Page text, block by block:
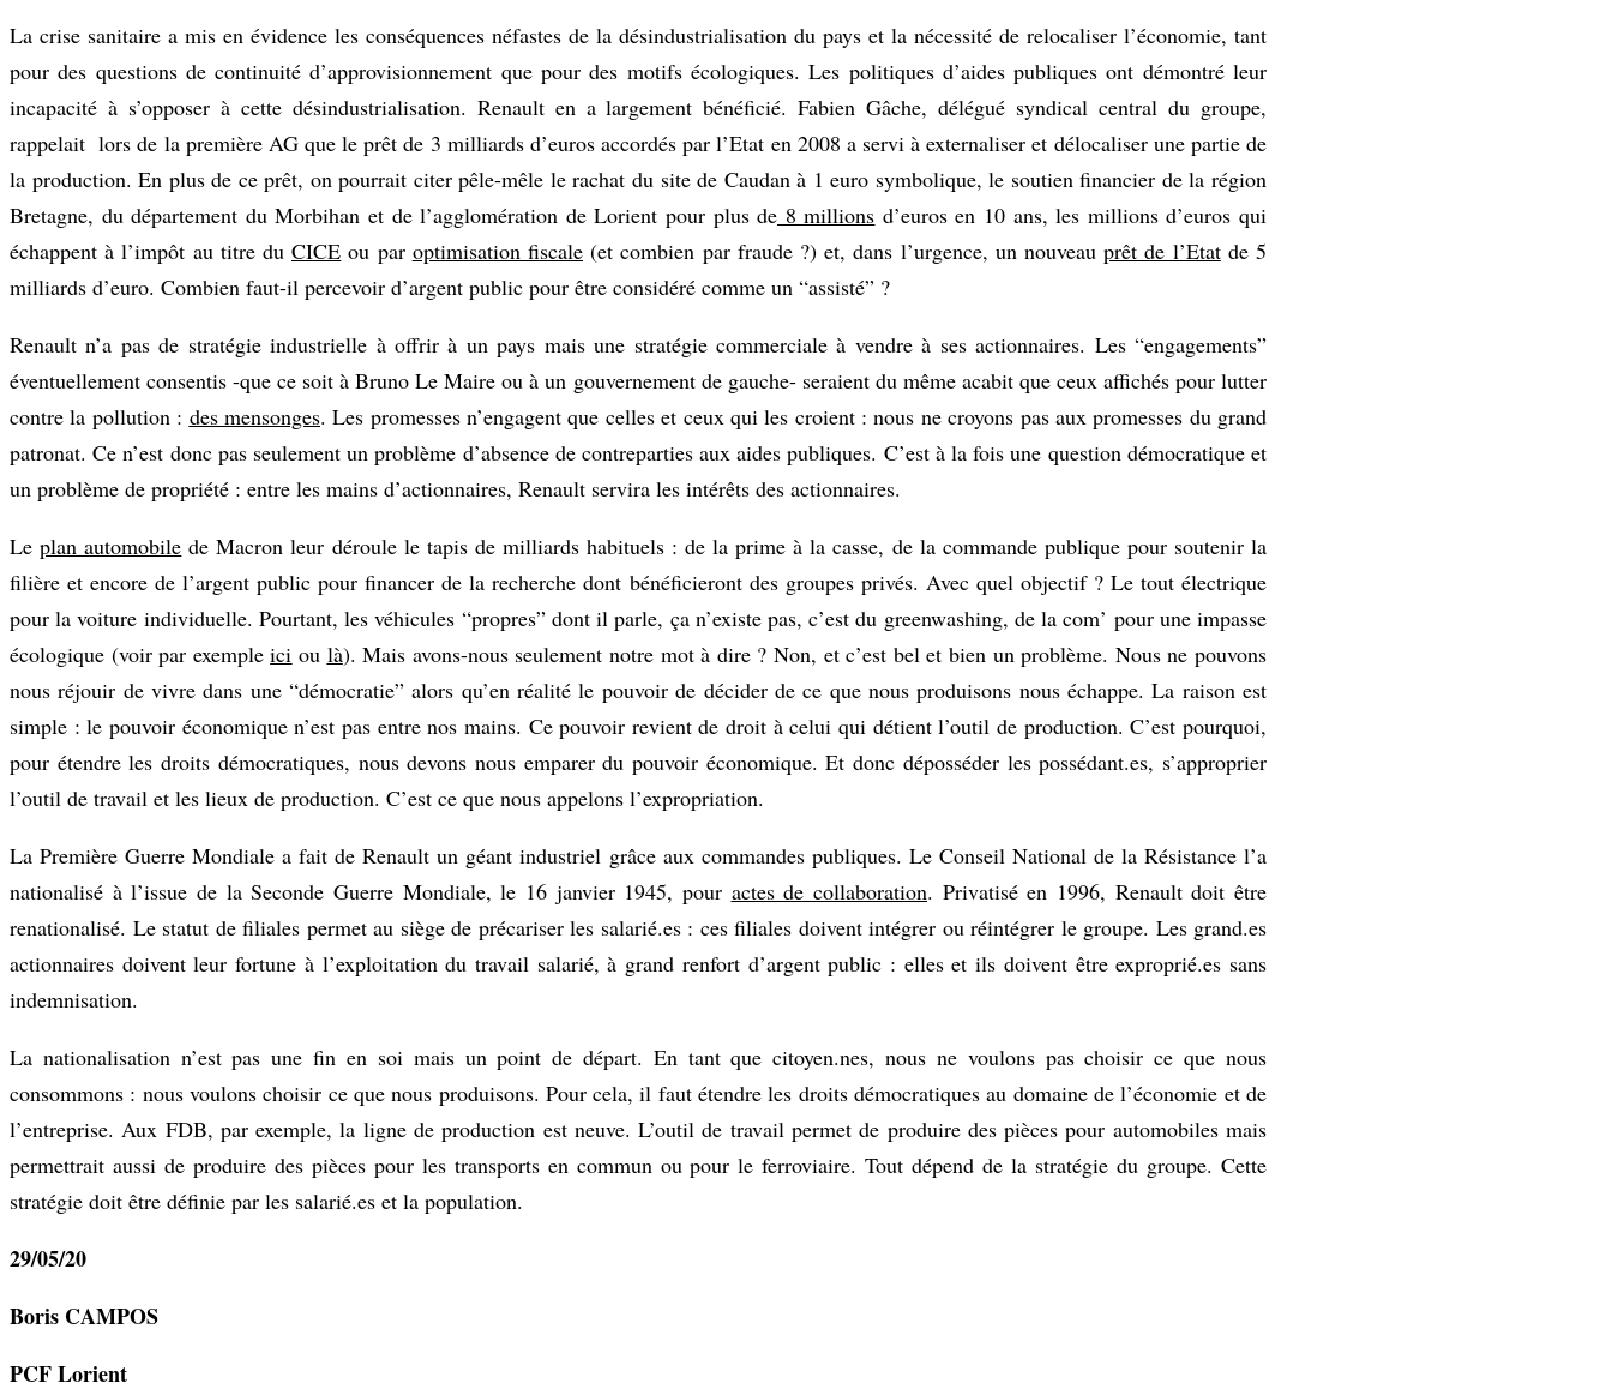
La crise sanitaire a mis en évidence les conséquences néfastes de la désindustrialisation du pays et la nécessité de relocaliser l’économie, tant
pour des questions de continuité d’approvisionnement que pour des motifs écologiques. Les politiques d’aides publiques ont démontré leur
incapacité à s’opposer à cette désindustrialisation. Renault en a largement bénéficié. Fabien Gâche, délégué syndical central du groupe,
rappelait lors de la première AG que le prêt de 3 milliards d’euros accordés par l’Etat en 2008 a servi à externaliser et délocaliser une partie de
la production. En plus de ce prêt, on pourrait citer pêle-mêle le rachat du site de Caudan à 1 euro symbolique, le soutien financier de la région
Bretagne, du département du Morbihan et de l’agglomération de Lorient pour plus de 8 millions d’euros en 10 ans, les millions d’euros qui
échappent à l’impôt au titre duCICE ou par optimisation fiscale (et combien par fraude ?) et, dans l’urgence, un nouveauprêt de l’Etatde 5
milliards d’euro. Combien faut-il percevoir d’argent public pour être considéré comme un “assisté” ?
Renault n’a pas de stratégie industrielle à offrir à un pays mais une stratégie commerciale à vendre à ses actionnaires. Les “engagements”
éventuellement consentis -que ce soit à Bruno Le Maire ou à un gouvernement de gauche- seraient du même acabit que ceux affichés pour lutter
contre la pollution : des mensonges. Les promesses n’engagent que celles et ceux qui les croient : nous ne croyons pas aux promesses du grand
patronat. Ce n’est donc pas seulement un problème d’absence de contreparties aux aides publiques. C’est à la fois une question démocratique et
un problème de propriété : entre les mains d’actionnaires, Renault servira les intérêts des actionnaires.
Leplan automobile de Macron leur déroule le tapis de milliards habituels : de la prime à la casse, de la commande publique pour soutenir la
filière et encore de l’argent public pour financer de la recherche dont bénéficieront des groupes privés. Avec quel objectif ? Le tout électrique
pour la voiture individuelle. Pourtant, les véhicules “propres” dont il parle, ça n’existe pas, c’est du greenwashing, de la com’ pour une impasse
écologique (voir par exempleici ou là). Mais avons-nous seulement notre mot à dire ? Non, et c’est bel et bien un problème. Nous ne pouvons
nous réjouir de vivre dans une “démocratie” alors qu’en réalité le pouvoir de décider de ce que nous produisons nous échappe. La raison est
simple : le pouvoir économique n’est pas entre nos mains. Ce pouvoir revient de droit à celui qui détient l’outil de production. C’est pourquoi,
pour étendre les droits démocratiques, nous devons nous emparer du pouvoir économique. Et donc déposséder les possédant.es, s’approprier
l’outil de travail et les lieux de production. C’est ce que nous appelons l’expropriation.
La Première Guerre Mondiale a fait de Renault un géant industriel grâce aux commandes publiques. Le Conseil National de la Résistance l’a
nationalisé à l’issue de la Seconde Guerre Mondiale, le 16 janvier 1945, pour actes de collaboration. Privatisé en 1996, Renault doit être
renationalisé. Le statut de filiales permet au siège de précariser les salarié.es : ces filiales doivent intégrer ou réintégrer le groupe. Les grand.es
actionnaires doivent leur fortune à l’exploitation du travail salarié, à grand renfort d’argent public : elles et ils doivent être exproprié.es sans
indemnisation.
La nationalisation n’est pas une fin en soi mais un point de départ. En tant que citoyen.nes, nous ne voulons pas choisir ce que nous
consommons : nous voulons choisir ce que nous produisons. Pour cela, il faut étendre les droits démocratiques au domaine de l’économie et de
l’entreprise. Aux FDB, par exemple, la ligne de production est neuve. L’outil de travail permet de produire des pièces pour automobiles mais
permettrait aussi de produire des pièces pour les transports en commun ou pour le ferroviaire. Tout dépend de la stratégie du groupe. Cette
stratégie doit être définie par les salarié.es et la population.
29/05/20
Boris CAMPOS
PCF Lorient